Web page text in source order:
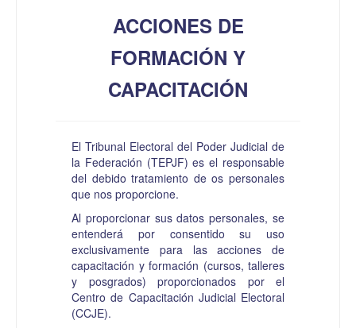
ACCIONES DE
FORMACIÓN Y
CAPACITACIÓN
El Tribunal Electoral del Poder Judicial de
la Federación (TEPJF) es el responsable
del debido tratamiento de os personales
que nos proporcione.
Al proporcionar sus datos personales, se
entenderá por consentido su uso
exclusivamente para las acciones de
capacitación y formación (cursos, talleres
y posgrados) proporcionados por el
Centro de Capacitación Judicial Electoral
(CCJE).